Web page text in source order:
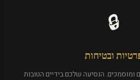
🔒
ובטיחות
ומוסמכים. הנסיעה שלכם בידיים הטובות